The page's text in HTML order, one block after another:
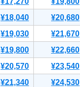
¥18,040 ¥20,680
¥19,030 ¥21,670
¥19,800 ¥22,660
¥20,570 ¥23,540
¥21,340 ¥24,530